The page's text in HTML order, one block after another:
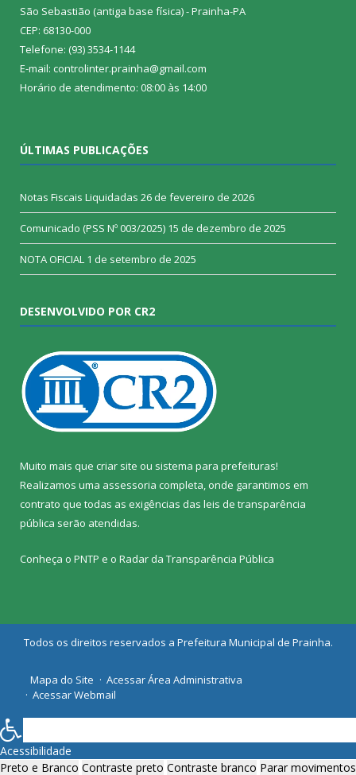
São Sebastião (antiga base física) - Prainha-PA
CEP: 68130-000
Telefone: (93) 3534-1144
E-mail: controlinter.prainha@gmail.com
Horário de atendimento: 08:00 às 14:00
ÚLTIMAS PUBLICAÇÕES
Notas Fiscais Liquidadas 26 de fevereiro de 2026
Comunicado (PSS Nº 003/2025) 15 de dezembro de 2025
NOTA OFICIAL 1 de setembro de 2025
DESENVOLVIDO POR CR2
Muito mais que criar site ou sistema para prefeituras!
Realizamos uma assessoria completa, onde garantimos em
contrato que todas as exigências das leis de transparência
pública serão atendidas.
Conheça o PNTP e o Radar da Transparência Pública
Todos os direitos reservados a Prefeitura Municipal de Prainha.
Mapa do Site
Acessar Área Administrativa
Acessar Webmail
Acessibilidade
Preto e Branco Contraste preto Contraste branco Parar movimentos